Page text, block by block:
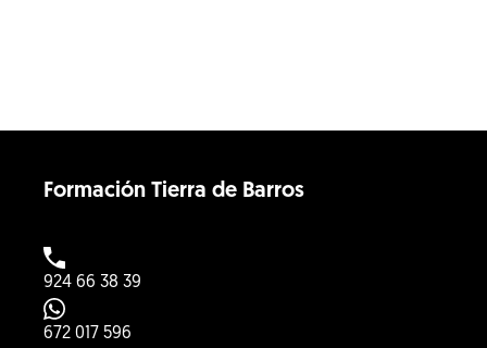
Formación Tierra de Barros
924 66 38 39
672 017 596